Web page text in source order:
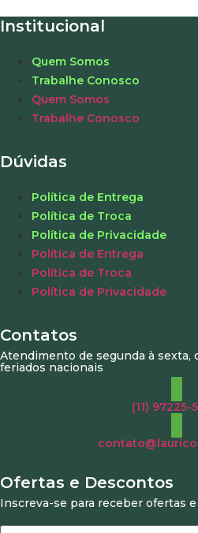
Institucional
Quem Somos
Trabalhe Conosco
Quem Somos
Trabalhe Conosco
Dúvidas
Política de Entrega
Política de Troca
Política de Privacidade
Política de Entrega
Política de Troca
Política de Privacidade
Contatos
Atendimento de segunda à sexta,
feriados nacionais
(11) 97225-
Ofertas e Descontos
Inscreva-se para receber ofertas